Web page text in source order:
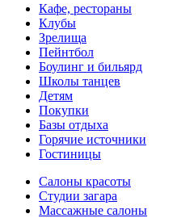
Кафе, рестораны
Клубы
Зрелища
Пейнтбол
Боулинг и бильярд
Школы танцев
Детям
Покупки
Базы отдыха
Горячие источники
Гостиницы
Салоны красоты
Студии загара
Массажные салоны